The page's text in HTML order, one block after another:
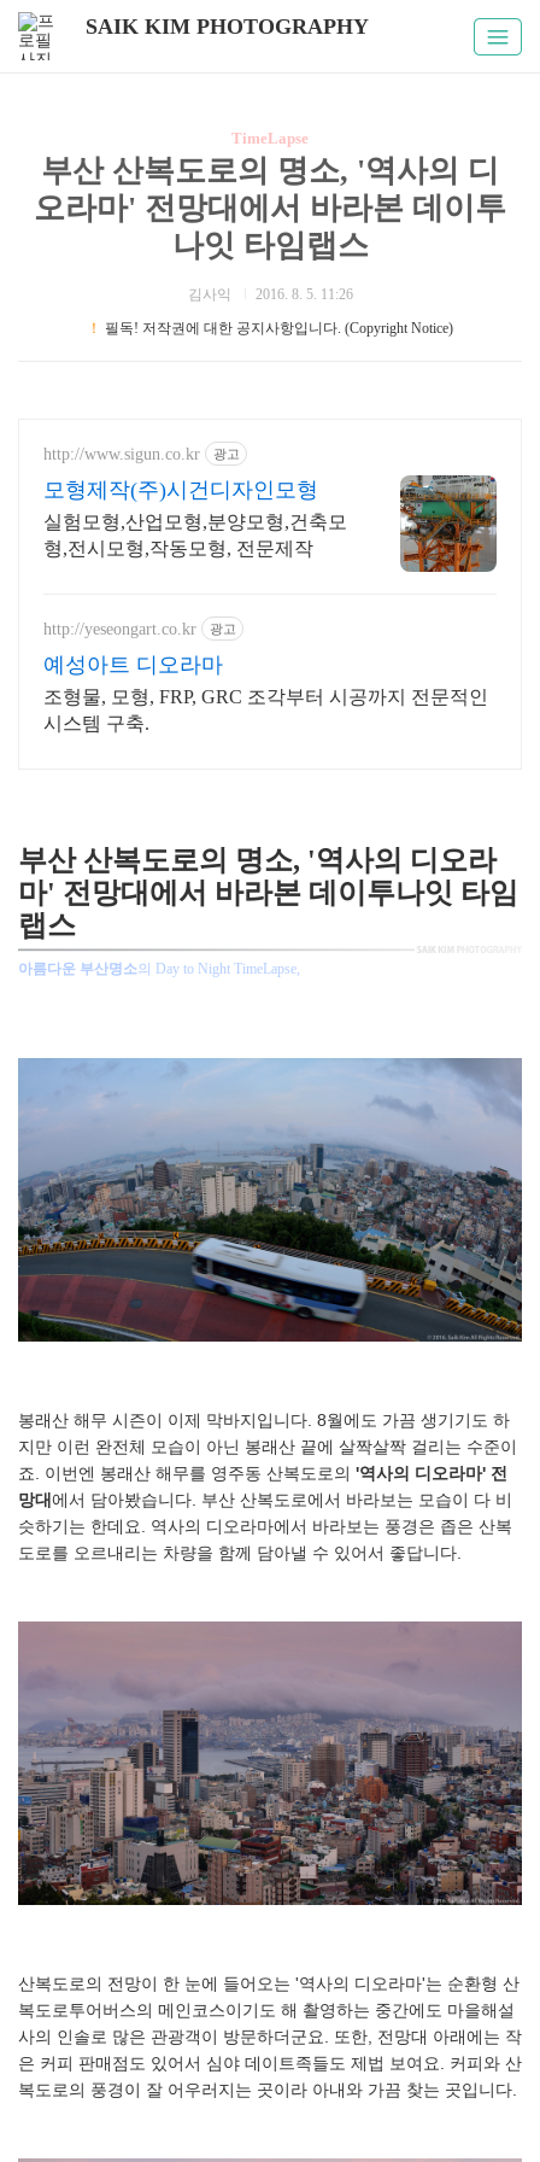
SAIK KIM PHOTOGRAPHY
TimeLapse
부산 산복도로의 명소, '역사의 디
오라마' 전망대에서 바라본 데이투
나잇 타임랩스
김사익
2016. 8. 5. 11:26
！
필독! 저작권에 대한 공지사항입니다. (Copyright Notice)
http://www.sigun.co.kr 광고
모형제작(주)시건디자인모형
실험모형,산업모형,분양모형,건축모
형,전시모형,작동모형, 전문제작
http://yeseongart.co.kr 광고
예성아트 디오라마
조형물, 모형, FRP, GRC 조각부터 시공까지 전문적인
시스템 구축.
부산 산복도로의 명소, '역사의 디오라
마' 전망대에서 바라본 데이투나잇 타임
랩스
아름다운 부산명소의 Day to Night TimeLapse,
봉래산 해무 시즌이 이제 막바지입니다. 8월에도 가끔 생기기도 하
지만 이런 완전체 모습이 아닌 봉래산 끝에 살짝살짝 걸리는 수준이
죠. 이번엔 봉래산 해무를 영주동 산복도로의 '역사의 디오라마' 전
망대에서 담아봤습니다. 부산 산복도로에서 바라보는 모습이 다 비
슷하기는 한데요. 역사의 디오라마에서 바라보는 풍경은 좁은 산복
도로를 오르내리는 차량을 함께 담아낼 수 있어서 좋답니다.
산복도로의 전망이 한 눈에 들어오는 '역사의 디오라마'는 순환형 산
복도로투어버스의 메인코스이기도 해 촬영하는 중간에도 마을해설
사의 인솔로 많은 관광객이 방문하더군요. 또한, 전망대 아래에는 작
은 커피 판매점도 있어서 심야 데이트족들도 제법 보여요. 커피와 산
복도로의 풍경이 잘 어우러지는 곳이라 아내와 가끔 찾는 곳입니다.